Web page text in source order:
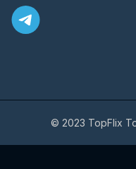
© 2023 TopFlix